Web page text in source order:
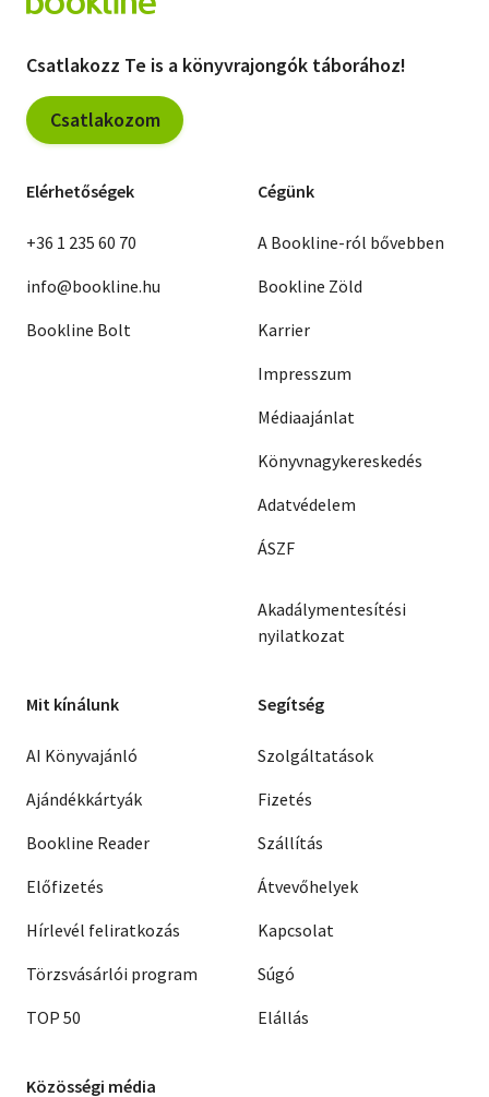
Csatlakozz Te is a könyvrajongók táborához!
Csatlakozom
Elérhetőségek
+36 1 235 60 70
info@bookline.hu
Bookline Bolt
Cégünk
A Bookline-ról bővebben
Bookline Zöld
Karrier
Impresszum
Médiaajánlat
Könyvnagykereskedés
Adatvédelem
ÁSZF
Akadálymentesítési
nyilatkozat
Mit kínálunk
AI Könyvajánló
Ajándékkártyák
Bookline Reader
Előfizetés
Hírlevél feliratkozás
Törzsvásárlói program
TOP 50
Segítség
Szolgáltatások
Fizetés
Szállítás
Átvevőhelyek
Kapcsolat
Súgó
Elállás
Közösségi média